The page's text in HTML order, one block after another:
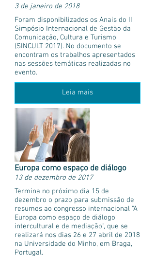
3 de janeiro de 2018
Foram disponibilizados os Anais do II
Simpósio Internacional de Gestão da
Comunicação, Cultura e Turismo
(SINCULT 2017). No documento se
encontram os trabalhos apresentados
nas sessões temáticas realizadas no
evento.
Leia mais
Europa como espaço de diálogo
13 de dezembro de 2017
Termina no próximo dia 15 de
dezembro o prazo para submissão de
resumos ao congresso internacional "A
Europa como espaço de diálogo
intercultural e de mediação", que se
realizará nos dias 26 e 27 abril de 2018
na Universidade do Minho, em Braga,
Portugal.